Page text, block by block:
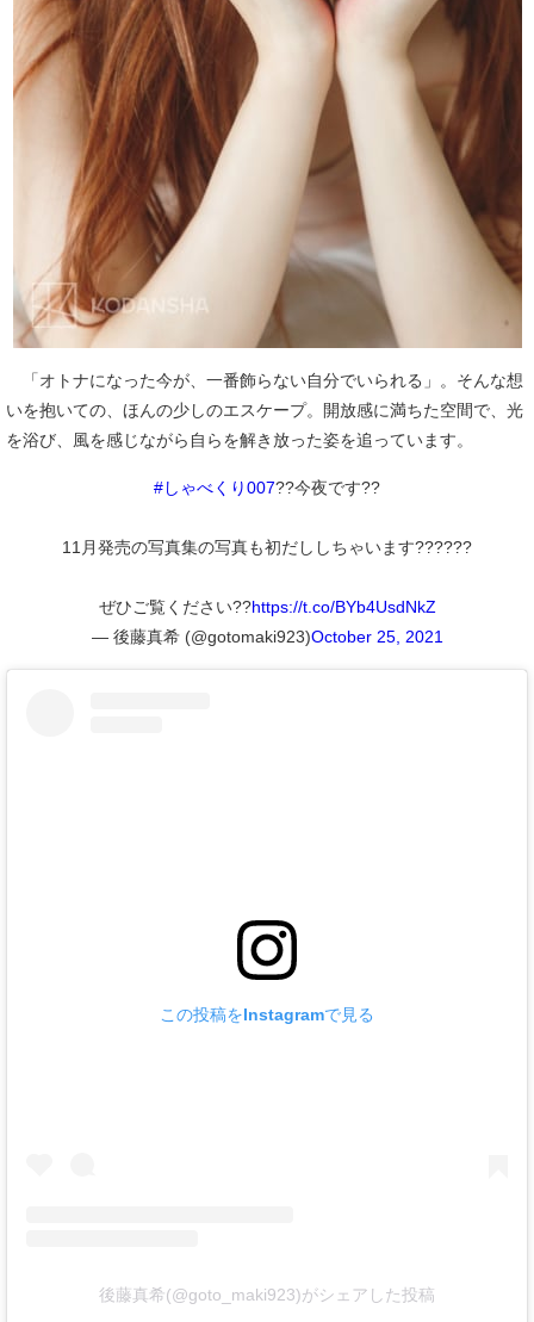
「オトナになった今が、一番飾らない自分でいられる」。そんな想
いを抱いての、ほんの少しのエスケープ。開放感に満ちた空間で、光
を浴び、風を感じながら自らを解き放った姿を追っています。
#しゃべくり007??今夜です??
11月発売の写真集の写真も初だししちゃいます??????
ぜひご覧ください??https://t.co/BYb4UsdNkZ
— 後藤真希 (@gotomaki923)October 25, 2021
この投稿をInstagramで見る
後藤真希(@goto_maki923)がシェアした投稿